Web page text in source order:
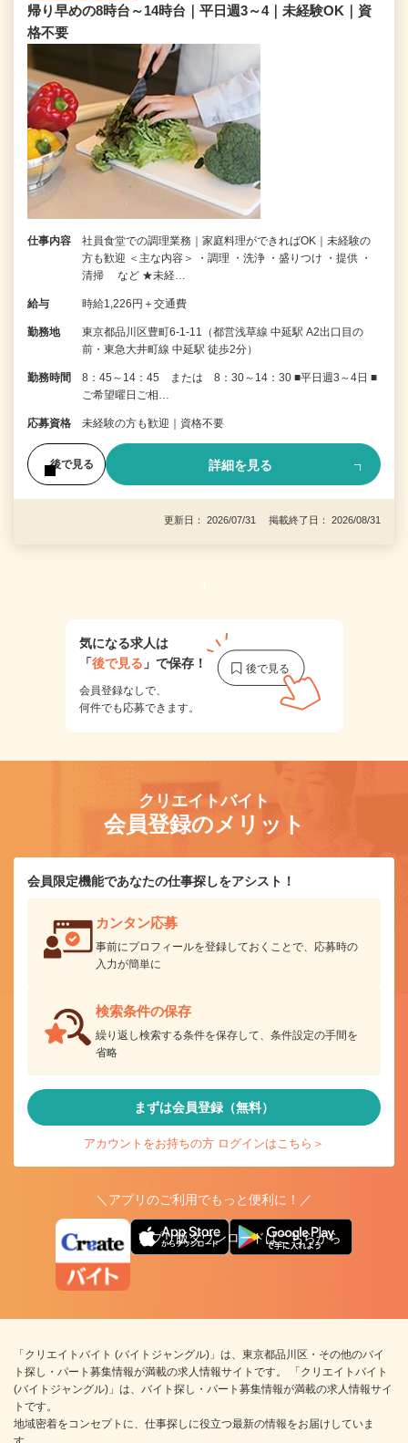
帰り早めの8時台～14時台｜平日週3～4｜未経験OK｜資
格不要
仕事内容
社員食堂での調理業務｜家庭料理ができればOK｜未経験の
方も歓迎 ＜主な内容＞ ・調理 ・洗浄 ・盛りつけ ・提供 ・
清掃 など ★未経…
給与 時給1,226円＋交通費
勤務地
東京都品川区豊町6-1-11（都営浅草線 中延駅 A2出口目の
前・東急大井町線 中延駅 徒歩2分）
勤務時間
8：45～14：45 または 8：30～14：30 ■平日週3～4日 ■
ご希望曜日ご相…
応募資格 未経験の方も歓迎｜資格不要
後で見る 詳細を見る
更新日： 2026/07/31 掲載終了日： 2026/08/31
1
気になる求人は
「後で見る 」で保存！
会員登録なしで、
何件でも応募できます。
クリエイトバイト
会員登録のメリット
会員限定機能であなたの仕事探しをアシスト！
カンタン応募
事前にプロフィールを登録しておくことで、応募時の
入力が簡単に
検索条件の保存
繰り返し検索する条件を保存して、条件設定の手間を
省略
まずは会員登録（無料）
アカウントをお持ちの方 ログインはこちら＞
＼アプリのご利用でもっと便利に！／
アプリ版ダウンロードはこちらから
「クリエイトバイト (バイトジャングル)」は、東京都品川区・その他のバイ
ト探し・パート募集情報が満載の求人情報サイトです。 「クリエイトバイト
(バイトジャングル)」は、バイト探し・パート募集情報が満載の求人情報サイ
トです。
地域密着をコンセプトに、仕事探しに役立つ最新の情報をお届けしていま